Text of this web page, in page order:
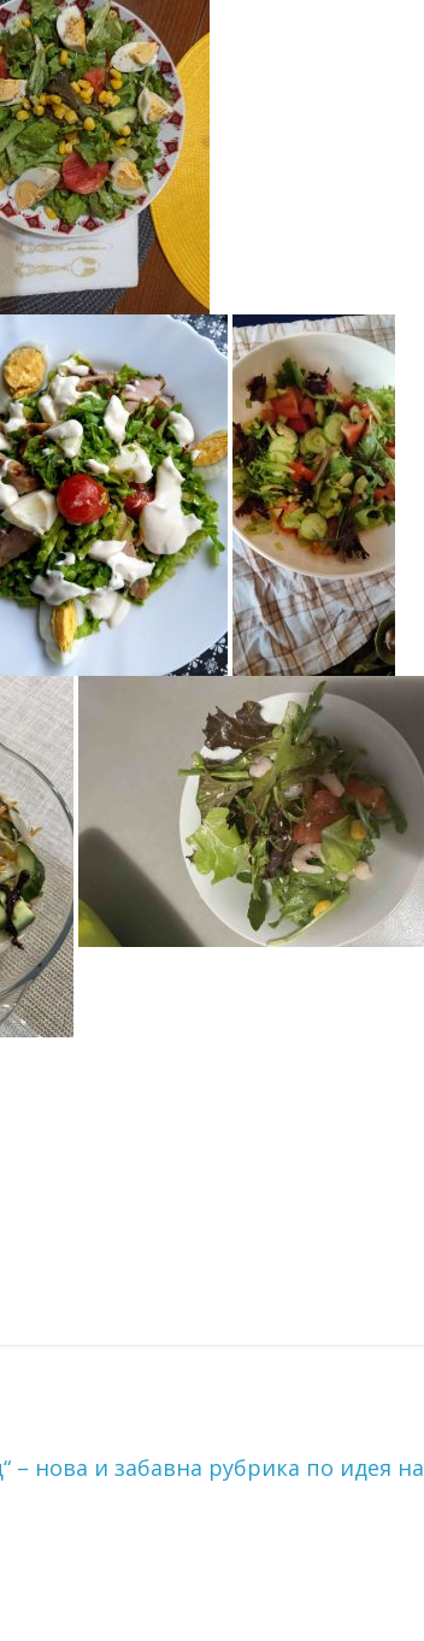
нова и забавна рубрика по идея на